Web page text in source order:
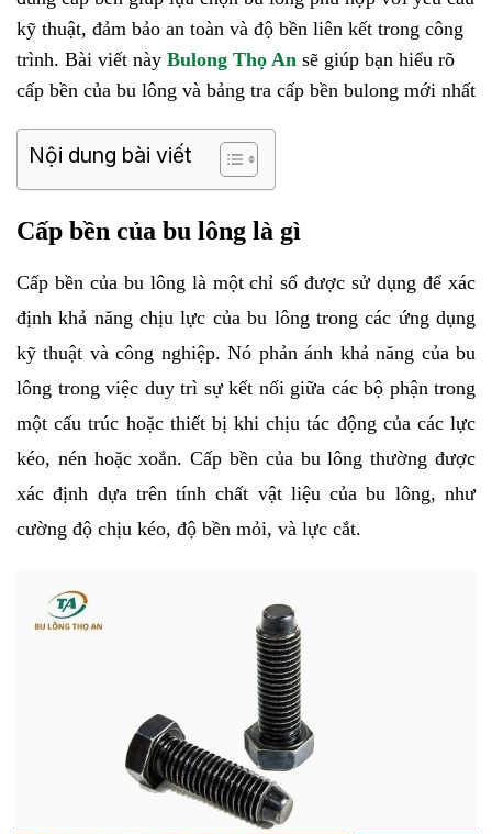
kỹ thuật, đảm bảo an toàn và độ bền liên kết trong công
trình. Bài viết này Bulong Thọ An sẽ giúp bạn hiểu rõ
cấp bền của bu lông và bảng tra cấp bền bulong mới nhất
Nội dung bài viết
Cấp bền của bu lông là gì
Cấp bền của bu lông là một chỉ số được sử dụng để xác
định khả năng chịu lực của bu lông trong các ứng dụng
kỹ thuật và công nghiệp. Nó phản ánh khả năng của bu
lông trong việc duy trì sự kết nối giữa các bộ phận trong
một cấu trúc hoặc thiết bị khi chịu tác động của các lực
kéo, nén hoặc xoắn. Cấp bền của bu lông thường được
xác định dựa trên tính chất vật liệu của bu lông, như
cường độ chịu kéo, độ bền mỏi, và lực cắt.